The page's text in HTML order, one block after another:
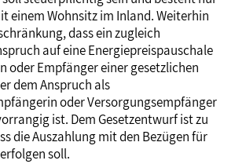
einem Wohnsitz im Inland. Weiterhin
dass ein zugleich
auf eine Energiepreispauschale
oder Empfänger einer gesetzlichen
dem Anspruch als
oder Versorgungsempfänger
ist. Dem Gesetzentwurf ist zu
die Auszahlung mit den Bezügen für
soll.